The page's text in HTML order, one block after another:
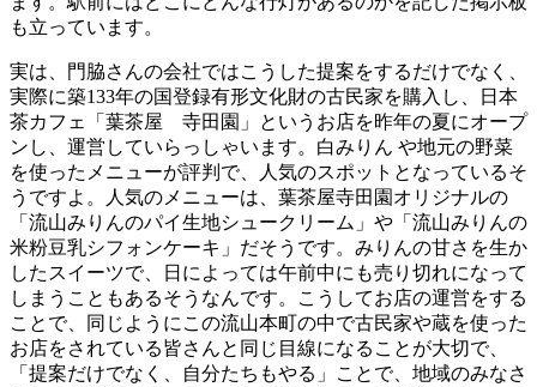
も立っています。
実は、門脇さんの会社ではこうした提案をするだけでなく、
実際に築133年の国登録有形文化財の古民家を購入し、日本
茶カフェ「葉茶屋 寺田園」というお店を昨年の夏にオープ
ンし、運営していらっしゃいます。白みりん や地元の野菜
を使ったメニューが評判で、人気のスポットとなっているそ
うですよ。人気のメニューは、葉茶屋寺田園オリジナルの
「流山みりんのパイ生地シュークリーム」や「流山みりんの
米粉豆乳シフォンケーキ」だそうです。みりんの甘さを生か
したスイーツで、日によっては午前中にも売り切れになって
しまうこともあるそうなんです。こうしてお店の運営をする
ことで、同じようにこの流山本町の中で古民家や蔵を使った
お店をされている皆さんと同じ目線になることが大切で、
「提案だけでなく、自分たちもやる」ことで、地域のみなさ